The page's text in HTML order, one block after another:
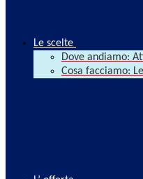
Le scelte
Dove andiamo:
Cosa facciamo: